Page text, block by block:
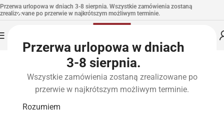
Przerwa urlopowa w dniach
3-8 sierpnia.
Wszystkie zamówienia zostaną zrealizowane po
przerwie w najkrótszym możliwym terminie.
Rozumiem
Przerwa urlopowa w dniach 3-8 sierpnia. Wszystkie zamówienia zostaną
zrealizowane po przerwie w najkrótszym możliwym terminie.